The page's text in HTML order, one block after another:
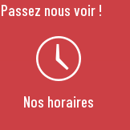
Passez nous voir !
Nos horaires